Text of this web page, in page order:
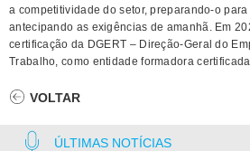
a competitividade do setor, preparando-o
antecipando as exigências de amanhã. Em
certificação da DGERT – Direção-Geral do
Trabalho, como entidade formadora
VOLTAR
ÚLTIMAS NOTÍCIAS